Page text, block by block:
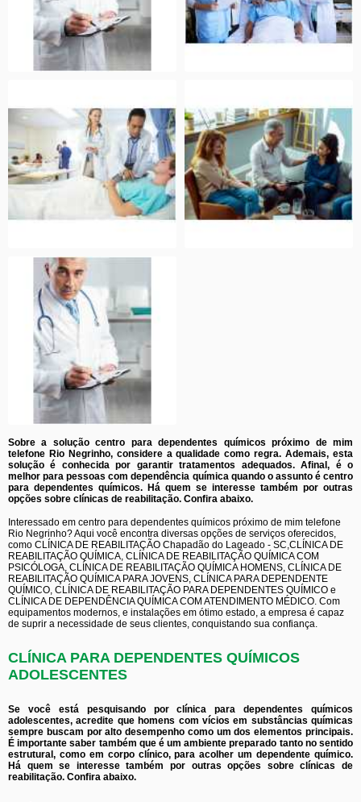
Sobre a solução centro para dependentes químicos próximo de mim
telefone Rio Negrinho, considere a qualidade como regra. Ademais, esta
solução é conhecida por garantir tratamentos adequados. Afinal, é o
melhor para pessoas com dependência química quando o assunto é centro
para dependentes químicos. Há quem se interesse também por outras
opções sobre clínicas de reabilitação. Confira abaixo.
Interessado em centro para dependentes químicos próximo de mim telefone
Rio Negrinho? Aqui você encontra diversas opções de serviços oferecidos,
como CLÍNICA DE REABILITAÇÃO Chapadão do Lageado - SC,CLÍNICA DE
REABILITAÇÃO QUÍMICA, CLÍNICA DE REABILITAÇÃO QUÍMICA COM
PSICÓLOGA, CLÍNICA DE REABILITAÇÃO QUÍMICA HOMENS, CLÍNICA DE
REABILITAÇÃO QUÍMICA PARA JOVENS, CLÍNICA PARA DEPENDENTE
QUÍMICO, CLÍNICA DE REABILITAÇÃO PARA DEPENDENTES QUÍMICO e
CLÍNICA DE DEPENDÊNCIA QUÍMICA COM ATENDIMENTO MÉDICO. Com
equipamentos modernos, e instalações em ótimo estado, a empresa é capaz
de suprir a necessidade de seus clientes, conquistando sua confiança.
CLÍNICA PARA DEPENDENTES QUÍMICOS
ADOLESCENTES
Se você está pesquisando por clínica para dependentes químicos
adolescentes, acredite que homens com vícios em substâncias químicas
sempre buscam por alto desempenho como um dos elementos principais.
É importante saber também que é um ambiente preparado tanto no sentido
estrutural, como em corpo clínico, para acolher um dependente químico.
Há quem se interesse também por outras opções sobre clínicas de
reabilitação. Confira abaixo.